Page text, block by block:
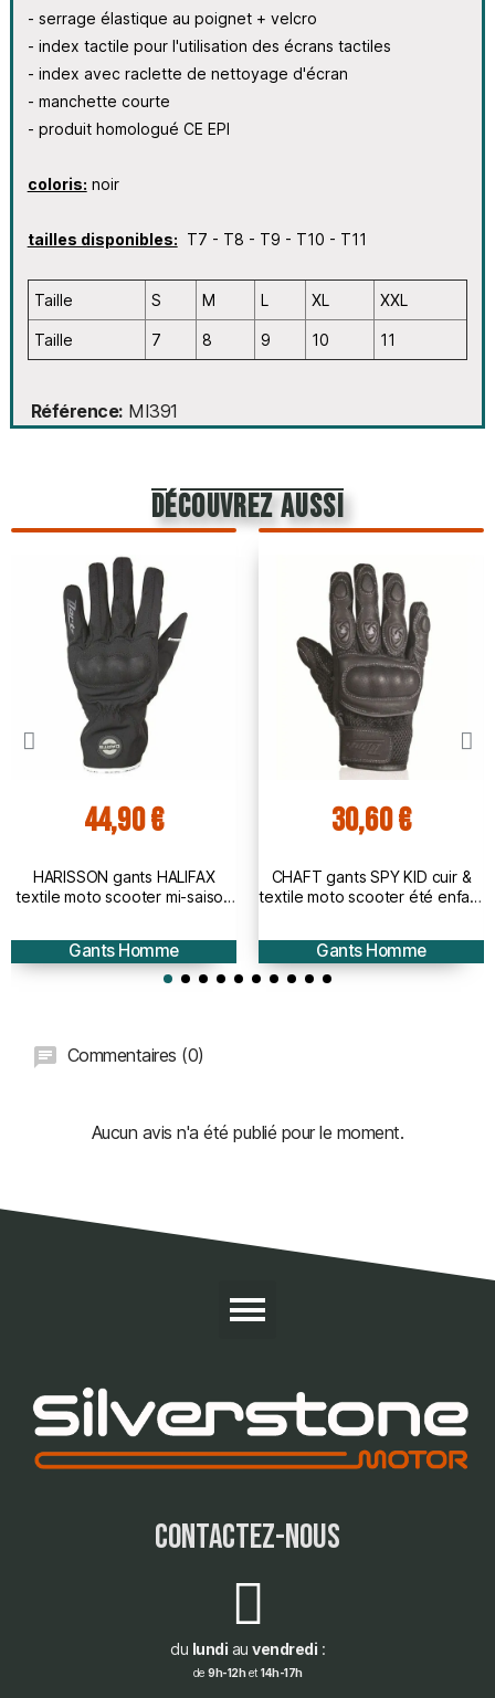
- serrage élastique au poignet + velcro
- index tactile pour l'utilisation des écrans tactiles
- index avec raclette de nettoyage d'écran
- manchette courte
- produit homologué CE EPI
coloris: noir
tailles disponibles: T7 - T8 - T9 - T10 - T11
Taille S M L XL XXL
Taille 7 8 9 10 11
Référence MI391
découvrez aussi
44,90 €
HARISSON gants HALIFAX
textile moto scooter mi-saison
Gants Homme
30,60 €
CHAFT gants SPY KID cuir &
textile moto scooter été enfant
Gants Homme
Commentaires (0)
Aucun avis n'a été publié pour le moment.
contactez-nous
du lundi au vendredi :
de 9h-12het 14h-17h